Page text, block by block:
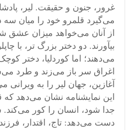
غرور، جنون و حقیقت. لیر،
می‌گیرد قلمرو خود را میان
از آنان می‌خواهد میزان عشق‌
بیآورند. دو دختر بزرگ ‌تر، با
می‌دهند؛ اما کوردلیا، دختر
اغراق سر باز می‌زند و طرد
آغازین، جهان لیر را به
این نمایشنامه نشان می‌دهد
جدا شود، انسان را کور می‌کند.
دست می‌دهد: تاج، اقتدار،